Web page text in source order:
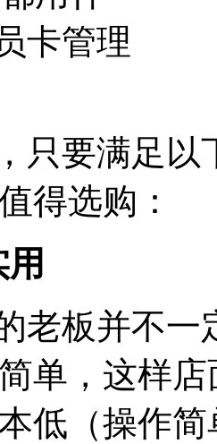
只要满足以
得选购：
老板并不一
单，这样
低（操作